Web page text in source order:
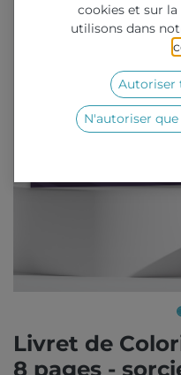
Livret de
8 pages -
cookies et sur
utilisons dans
Autoriser
N'autoriser